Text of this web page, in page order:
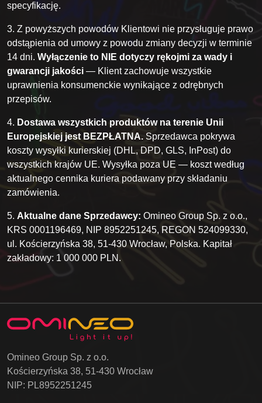
specyfikację.
3. Z powyższych powodów Klientowi nie przysługuje prawo
odstąpienia od umowy z powodu zmiany decyzji w terminie
14 dni. Wyłączenie to NIE dotyczy rękojmi za wady i
gwarancji jakości — Klient zachowuje wszystkie
uprawnienia konsumenckie wynikające z odrębnych
przepisów.
4. Dostawa wszystkich produktów na terenie Unii
Europejskiej jest BEZPŁATNA. Sprzedawca pokrywa
koszty wysyłki kurierskiej (DHL, DPD, GLS, InPost) do
wszystkich krajów UE. Wysyłka poza UE — koszt według
aktualnego cennika kuriera podawany przy składaniu
zamówienia.
5. Aktualne dane Sprzedawcy: Omineo Group Sp. z o.o.,
KRS 0001196469, NIP 8952251245, REGON 524099330,
ul. Kościerzyńska 38, 51-430 Wrocław, Polska. Kapitał
zakładowy: 1 000 000 PLN.
Omineo Group Sp. z o.o.
Kościerzyńska 38, 51-430 Wrocław
NIP: PL8952251245